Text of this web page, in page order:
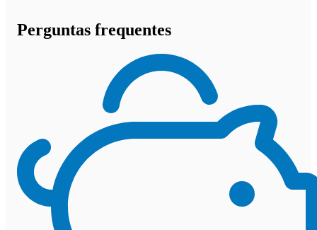
Perguntas frequentes